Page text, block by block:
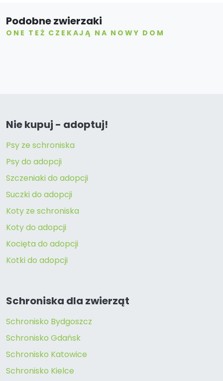
Podobne zwierzaki
ONE TEŻ CZEKAJĄ NA NOWY DOM
Nie kupuj - adoptuj!
Psy ze schroniska
Psy do adopcji
Szczeniaki do adopcji
Suczki do adopcji
Koty ze schroniska
Koty do adopcji
Kocięta do adopcji
Kotki do adopcji
Schroniska dla zwierząt
Schronisko Bydgoszcz
Schronisko Gdańsk
Schronisko Katowice
Schronisko Kielce